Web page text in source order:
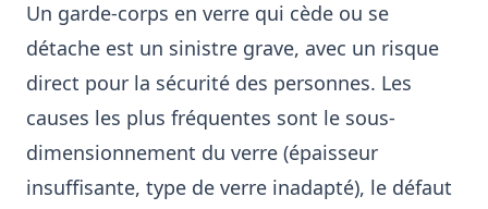
Un garde-corps en verre qui cède ou se
détache est un sinistre grave, avec un risque
direct pour la sécurité des personnes. Les
causes les plus fréquentes sont le sous-
dimensionnement du verre (épaisseur
insuffisante, type de verre inadapté), le défaut